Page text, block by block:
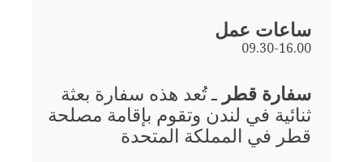
ساعات عمل
09.30-16.00
سفارة قطر ـ تُعد هذه سفارة بعثة
ثنائية في لندن وتقوم بإقامة مصلحة
قطر في المملكة المتحدة